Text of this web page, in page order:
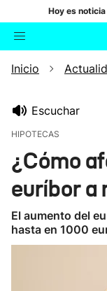
Hoy es noticia
Buscador
Inicio
Escuchar
HIPOTECAS
¿Cómo
euríbor a
El aumento del
hasta en 1000